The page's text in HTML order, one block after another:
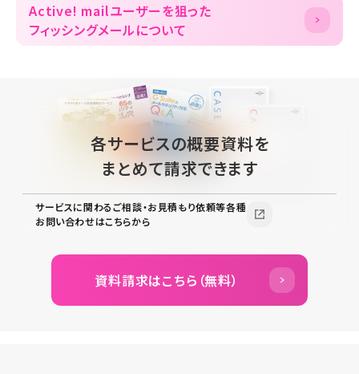
Active! mailユーザーを狙った
フィッシングメールについて
各サービスの概要資料を
まとめて請求できます
サービスに関わるご相談・お見積もり依頼等各種
お問い合わせはこちらから
資料請求はこちら（無料）